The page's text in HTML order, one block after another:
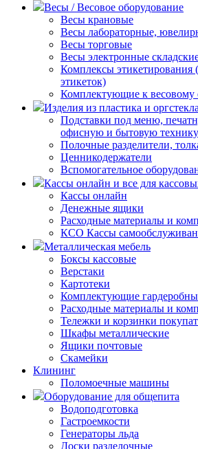
Весы / Весовое оборудование
Весы крановые
Весы лабораторные,
Весы торговые
Весы электронные
Комплексы этикетирования
этикеток)
Комплектующие к весовому
Изделия из пластика и оргстекла
Подставки под меню,
офисную и бытовую технику
Полочные разделители,
Ценникодержатели
Вспомогательное
Кассы онлайн и все для
Кассы онлайн
Денежные ящики
Расходные материалы и
КСО Кассы
Металлическая мебель
Боксы кассовые
Верстаки
Картотеки
Комплектующие
Расходные материалы и
Тележки и корзинки
Шкафы металлические
Ящики почтовые
Скамейки
Клининг
Поломоечные машины
Оборудование для общепита
Водоподготовка
Гастроемкости
Генераторы льда
Доски разделочные